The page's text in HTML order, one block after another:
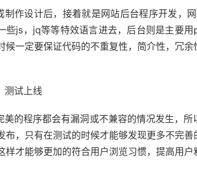
制作设计后，接着就是网站后台程序开发，
些js，jq等等特效语言进去，后台则是主要
候一定要保证代码的不重复性，简介性，冗
测试上线
美的程序都会有漏洞或不兼容的情况发生，
布，只有在测试的时候才能够发现更多不完
样才能够更加的符合用户浏览习惯，提高用户